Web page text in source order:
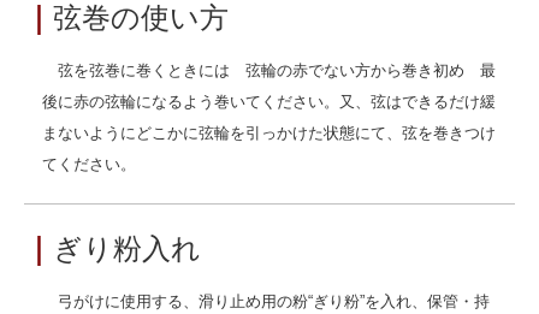
弦巻の使い方
弦を弦巻に巻くときには 弦輪の赤でない方から巻き初め 最
後に赤の弦輪になるよう巻いてください。又、弦はできるだけ緩
まないようにどこかに弦輪を引っかけた状態にて、弦を巻きつけ
てください。
ぎり粉入れ
弓がけに使用する、滑り止め用の粉“ぎり粉”を入れ、保管・持